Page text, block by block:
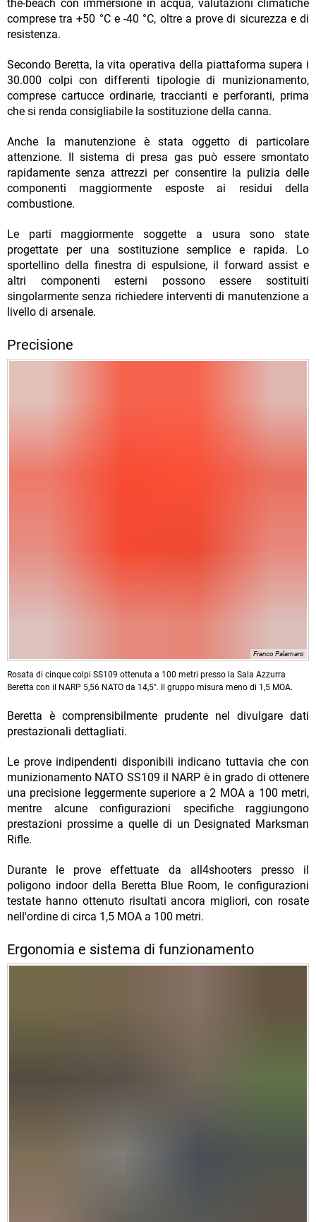
the-beach con immersione in acqua, valutazioni climatiche
comprese tra +50 °C e -40 °C, oltre a prove di sicurezza e di
resistenza.
Secondo Beretta, la vita operativa della piattaforma supera i
30.000 colpi con differenti tipologie di munizionamento,
comprese cartucce ordinarie, traccianti e perforanti, prima
che si renda consigliabile la sostituzione della canna.
Anche la manutenzione è stata oggetto di particolare
attenzione. Il sistema di presa gas può essere smontato
rapidamente senza attrezzi per consentire la pulizia delle
componenti maggiormente esposte ai residui della
combustione.
Le parti maggiormente soggette a usura sono state
progettate per una sostituzione semplice e rapida. Lo
sportellino della finestra di espulsione, il forward assist e
altri componenti esterni possono essere sostituiti
singolarmente senza richiedere interventi di manutenzione a
livello di arsenale.
Precisione
Franco Palamaro
Rosata di cinque colpi SS109 ottenuta a 100 metri presso la Sala Azzurra
Beretta con il NARP 5,56 NATO da 14,5". Il gruppo misura meno di 1,5 MOA.
Beretta è comprensibilmente prudente nel divulgare dati
prestazionali dettagliati.
Le prove indipendenti disponibili indicano tuttavia che con
munizionamento NATO SS109 il NARP è in grado di ottenere
una precisione leggermente superiore a 2 MOA a 100 metri,
mentre alcune configurazioni specifiche raggiungono
prestazioni prossime a quelle di un Designated Marksman
Rifle.
Durante le prove effettuate da all4shooters presso il
poligono indoor della Beretta Blue Room, le configurazioni
testate hanno ottenuto risultati ancora migliori, con rosate
nell'ordine di circa 1,5 MOA a 100 metri.
Ergonomia e sistema di funzionamento